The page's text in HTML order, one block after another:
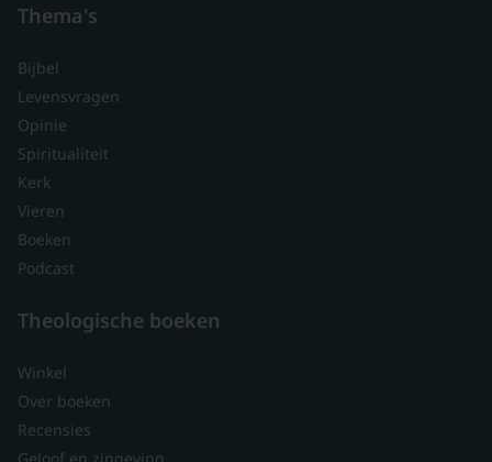
Thema's
Bijbel
Levensvragen
Opinie
Spiritualiteit
Kerk
Vieren
Boeken
Podcast
Theologische boeken
Winkel
Over boeken
Recensies